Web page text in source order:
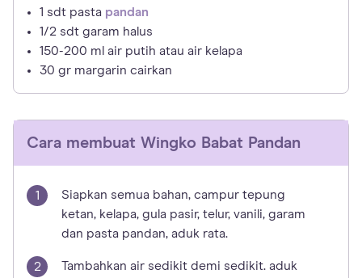
1 sdt pasta pandan
1/2 sdt garam halus
150-200 ml air putih atau air kelapa
30 gr margarin cairkan
Cara membuat Wingko Babat Pandan
Siapkan semua bahan, campur tepung
ketan, kelapa, gula pasir, telur, vanili, garam
dan pasta pandan, aduk rata.
Tambahkan air sedikit demi sedikit. aduk